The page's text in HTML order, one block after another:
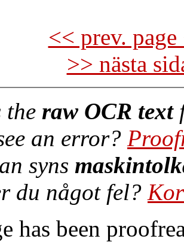
<< prev.
>> nästa
the raw OCR text
an error?
syns
du något fel?
has been